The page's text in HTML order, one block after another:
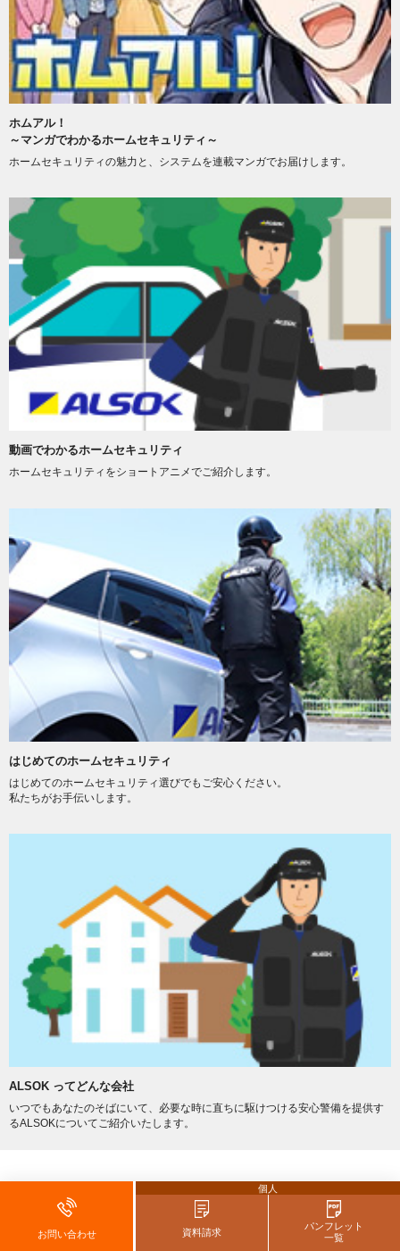
ホムアル！
～マンガでわかるホームセキュリティ～
ホームセキュリティの魅力と、システムを連載マンガでお届けします。
動画でわかるホームセキュリティ
ホームセキュリティをショートアニメでご紹介します。
はじめてのホームセキュリティ
はじめてのホームセキュリティ選びでもご安心ください。
私たちがお手伝いします。
ALSOK ってどんな会社
いつでもあなたのそばにいて、必要な時に直ちに駆けつける安心警備を提供す
るALSOKについてご紹介いたします。
あわせてよく読まれています 体験レポート・関連コラム
お問い合わせ
個人
資料請求
パンフレット
一覧